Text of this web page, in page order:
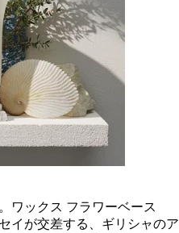
ワックス フラワーベース
イが交差する、ギリシャのア